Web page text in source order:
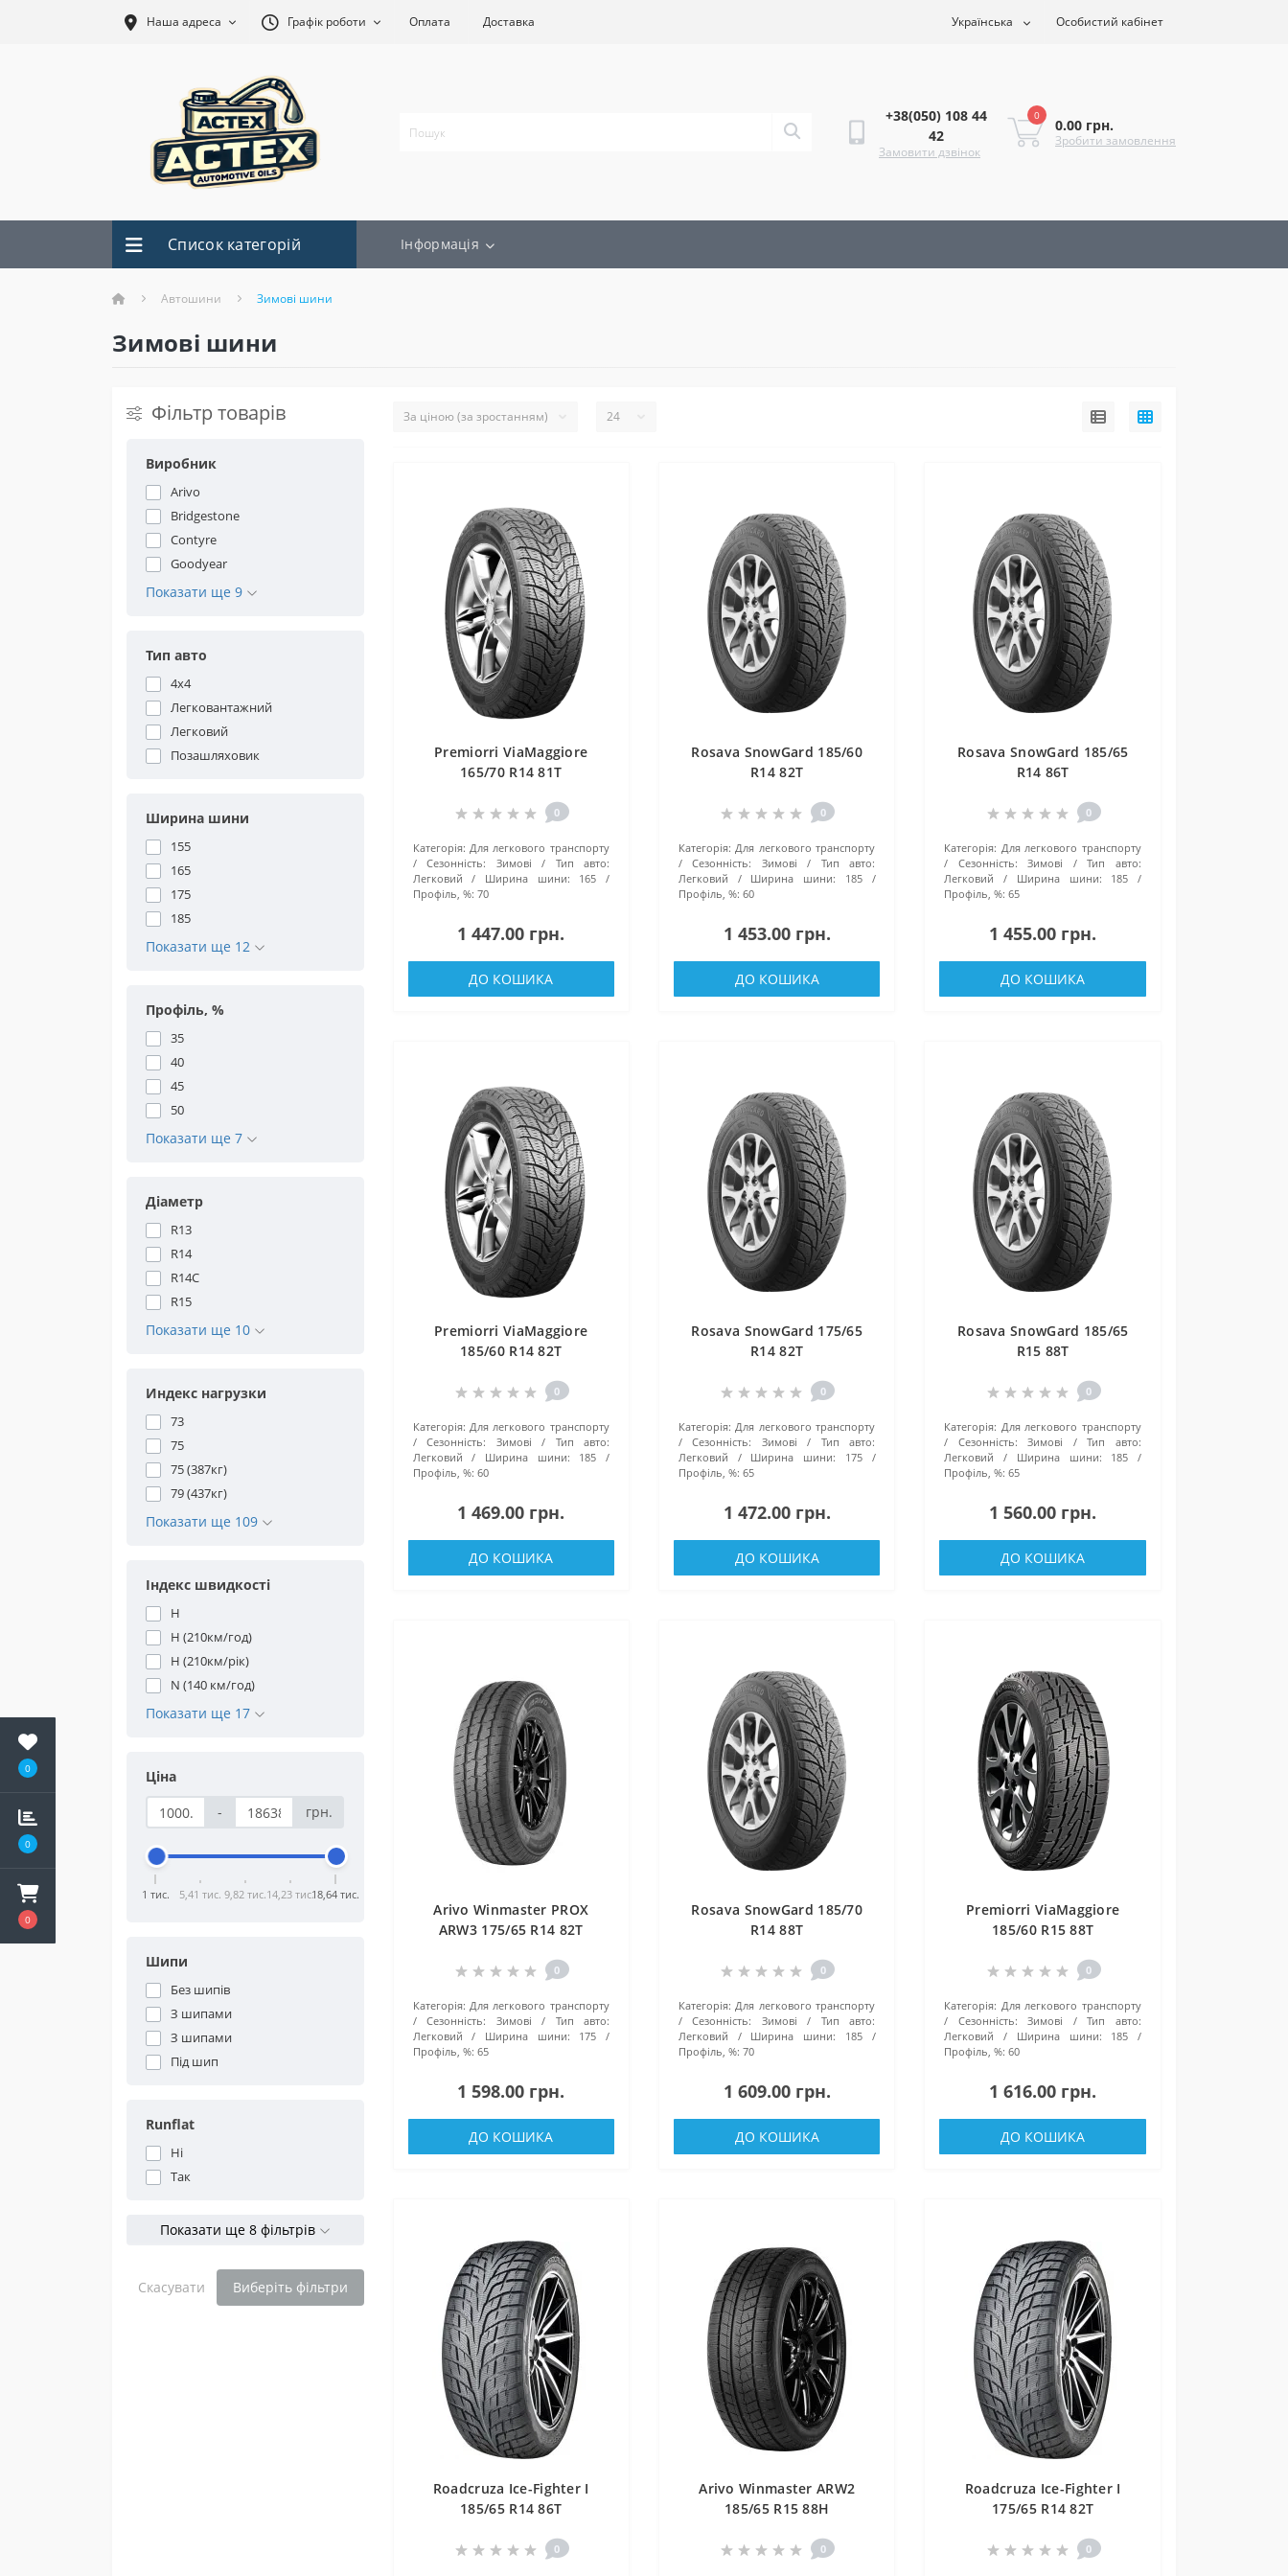
0
0
0
Наша адреса Графік роботи Оплата Доставка Українська Особистий кабінет
+38(050) 108 44
42
Замовити дзвінок
0
0.00 грн.
Зробити замовлення
Список категорій Інформація
Автошини Зимові шини
Зимові шини
Фільтр товарів
Виробник
Arivo
Bridgestone
Contyre
Goodyear
Показати ще 9
Тип авто
4x4
Легковантажний
Легковий
Позашляховик
Ширина шини
155
165
175
185
Показати ще 12
Профіль, %
35
40
45
50
Показати ще 7
Діаметр
R13
R14
R14C
R15
Показати ще 10
Индекс нагрузки
73
75
75 (387кг)
79 (437кг)
Показати ще 109
Індекс швидкості
H
H (210км/год)
H (210км/рік)
N (140 км/год)
Показати ще 17
Ціна
-
грн.
1 тис. 5,41 тис. 9,82 тис.14,23 тис.18,64 тис.
Шипи
Без шипів
З шипами
З шипами
Під шип
Runflat
Ні
Так
Показати ще 8 фільтрів
Скасувати Виберіть фільтри
Premiorri ViaMaggiore
165/70 R14 81T
0
Категорія: Для легкового транспорту
Сезонність:
Зимові
Тип авто:
Легковий
Ширина шини:
165
Профіль, %: 70
1 447.00 грн.
ДО КОШИКА
Rosava SnowGard 185/60
R14 82T
0
Категорія: Для легкового транспорту
Сезонність:
Зимові
Тип авто:
Легковий
Ширина шини:
185
Профіль, %: 60
1 453.00 грн.
ДО КОШИКА
Rosava SnowGard 185/65
R14 86T
0
Категорія: Для легкового транспорту
Сезонність:
Зимові
Тип авто:
Легковий
Ширина шини:
185
Профіль, %: 65
1 455.00 грн.
ДО КОШИКА
Premiorri ViaMaggiore
185/60 R14 82T
0
Категорія: Для легкового транспорту
Сезонність:
Зимові
Тип авто:
Легковий
Ширина шини:
185
Профіль, %: 60
1 469.00 грн.
ДО КОШИКА
Rosava SnowGard 175/65
R14 82T
0
Категорія: Для легкового транспорту
Сезонність:
Зимові
Тип авто:
Легковий
Ширина шини:
175
Профіль, %: 65
1 472.00 грн.
ДО КОШИКА
Rosava SnowGard 185/65
R15 88T
0
Категорія: Для легкового транспорту
Сезонність:
Зимові
Тип авто:
Легковий
Ширина шини:
185
Профіль, %: 65
1 560.00 грн.
ДО КОШИКА
Arivo Winmaster PROX
ARW3 175/65 R14 82T
0
Категорія: Для легкового транспорту
Сезонність:
Зимові
Тип авто:
Легковий
Ширина шини:
175
Профіль, %: 65
1 598.00 грн.
ДО КОШИКА
Rosava SnowGard 185/70
R14 88T
0
Категорія: Для легкового транспорту
Сезонність:
Зимові
Тип авто:
Легковий
Ширина шини:
185
Профіль, %: 70
1 609.00 грн.
ДО КОШИКА
Premiorri ViaMaggiore
185/60 R15 88T
0
Категорія: Для легкового транспорту
Сезонність:
Зимові
Тип авто:
Легковий
Ширина шини:
185
Профіль, %: 60
1 616.00 грн.
ДО КОШИКА
Roadcruza Ice-Fighter I
185/65 R14 86T
0
Arivo Winmaster ARW2
185/65 R15 88H
0
Roadcruza Ice-Fighter I
175/65 R14 82T
0